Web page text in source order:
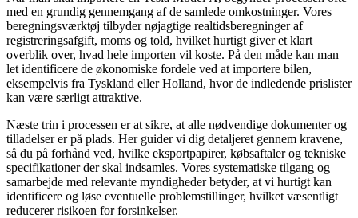
med en grundig gennemgang af de samlede omkostninger. Vores
beregningsværktøj tilbyder nøjagtige realtidsberegninger af
registreringsafgift, moms og told, hvilket hurtigt giver et klart
overblik over, hvad hele importen vil koste. På den måde kan man
let identificere de økonomiske fordele ved at importere bilen,
eksempelvis fra Tyskland eller Holland, hvor de indledende prislister
kan være særligt attraktive.
Næste trin i processen er at sikre, at alle nødvendige dokumenter og
tilladelser er på plads. Her guider vi dig detaljeret gennem kravene,
så du på forhånd ved, hvilke eksportpapirer, købsaftaler og tekniske
specifikationer der skal indsamles. Vores systematiske tilgang og
samarbejde med relevante myndigheder betyder, at vi hurtigt kan
identificere og løse eventuelle problemstillinger, hvilket væsentligt
reducerer risikoen for forsinkelser.